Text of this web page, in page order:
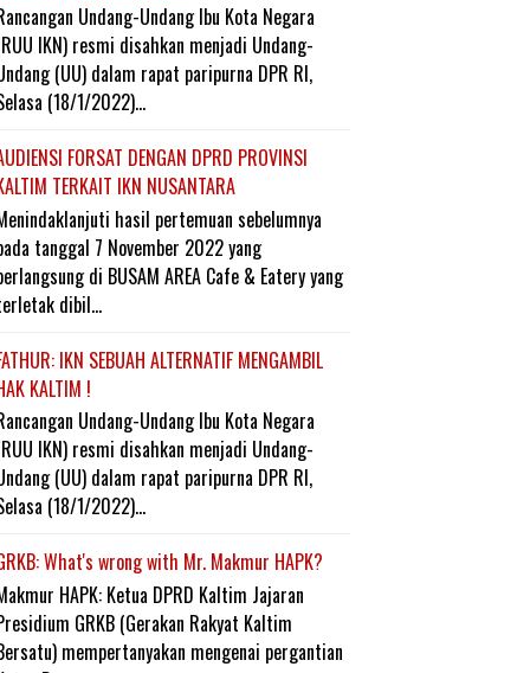
Undang-Undang Ibu Kota Negara
IKN) resmi disahkan menjadi Undang-
(UU) dalam rapat paripurna DPR RI,
(18/1/2022)...
FORSAT DENGAN DPRD PROVINSI
TERKAIT IKN NUSANTARA
hasil pertemuan sebelumnya
tanggal 7 November 2022 yang
di BUSAM AREA Cafe & Eatery yang
dibil...
IKN SEBUAH ALTERNATIF MENGAMBIL
KALTIM !
Undang-Undang Ibu Kota Negara
IKN) resmi disahkan menjadi Undang-
(UU) dalam rapat paripurna DPR RI,
(18/1/2022)...
What's wrong with Mr. Makmur HAPK?
HAPK: Ketua DPRD Kaltim Jajaran
GRKB (Gerakan Rakyat Kaltim
mempertanyakan mengenai pergantian